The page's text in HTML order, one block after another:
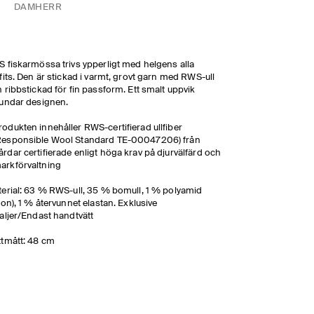
DAM HERR
fiskarmössa trivs ypperligt med helgens alla
Den är stickad i varmt, grovt garn med RWS-ull
ribbstickad för fin passform. Ett smalt uppvik
designen.
innehåller RWS-certifierad ullfiber
Wool Standard TE-00047206) från
certifierade enligt höga krav på djurvälfärd och
63 % RWS-ull, 35 % bomull, 1 % polyamid
1 % återvunnet elastan. Exklusive
Endast handtvätt
48 cm